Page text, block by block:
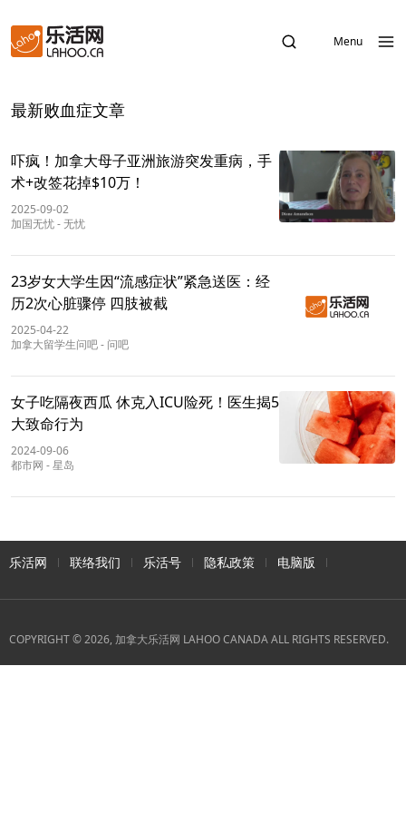
Menu
最新败血症文章
吓疯！加拿大母子亚洲旅游突发重病，手
术+改签花掉$10万！
2025-09-02
加国无忧-无忧
23岁女大学生因“流感症状”紧急送医：经
历2次心脏骤停 四肢被截
2025-04-22
加拿大留学生问吧- 问吧
女子吃隔夜西瓜 休克入ICU险死！医生揭5
大致命行为
2024-09-06
都市网 -星岛
乐活网 联络我们 乐活号 隐私政策 电脑版
COPYRIGHT © 2026, 加拿大乐活网 LAHOO CANADA ALL RIGHTS RESERVED.